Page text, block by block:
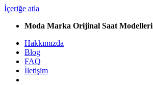
İçeriğe atla
Moda Marka Orijinal Saat Modelleri
Hakkımızda
Blog
FAQ
İletişim